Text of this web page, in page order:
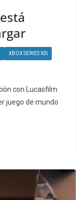
XBOX SERIES X|S
con Lucasfilm
juego de mundo